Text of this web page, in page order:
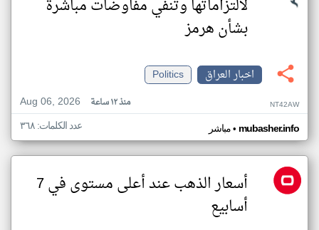
لالتزاماتها وتنفي مفاوضات مباشرة
بشأن هرمز
اخبار العراق
Politics
Aug 06, 2026
منذ ١٢ ساعة NT42AW
مباشر• mubasher.info عدد الكلمات: ٣٦٨
أسعار الذهب عند أعلى مستوى في 7
أسابيع